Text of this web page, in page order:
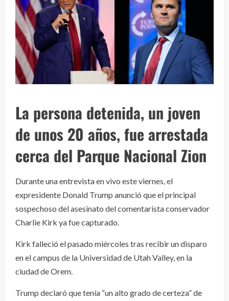
La persona detenida, un joven
de unos 20 años, fue arrestada
cerca del Parque Nacional Zion
Durante una entrevista en vivo este viernes, el
expresidente Donald Trump anunció que el principal
sospechoso del asesinato del comentarista conservador
Charlie Kirk ya fue capturado.
Kirk falleció el pasado miércoles tras recibir un disparo
en el campus de la Universidad de Utah Valley, en la
ciudad de Orem.
Trump declaró que tenía “un alto grado de certeza” de